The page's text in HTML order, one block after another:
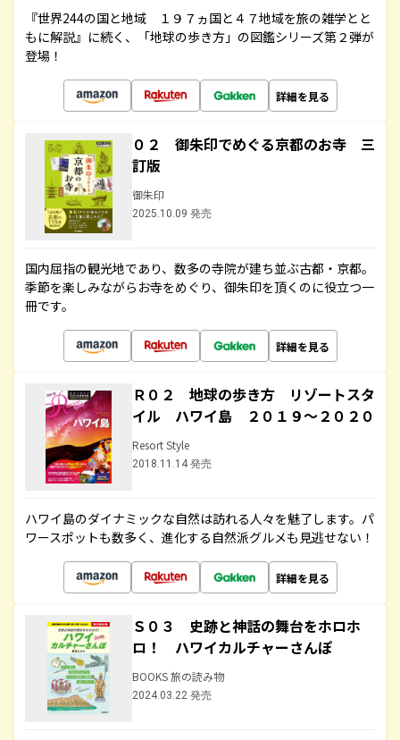
『世界244の国と地域 １９７ヵ国と４７地域を旅の雑学とと
もに解説』に続く、「地球の歩き方」の図鑑シリーズ第２弾が
登場！
詳細を見る
０２ 御朱印でめぐる京都のお寺 三
訂版
御朱印
2025.10.09 発売
国内屈指の観光地であり、数多の寺院が建ち並ぶ古都・京都。
季節を楽しみながらお寺をめぐり、御朱印を頂くのに役立つ一
冊です。
詳細を見る
Ｒ０２ 地球の歩き方 リゾートスタ
イル ハワイ島 ２０１９～２０２０
Resort Style
2018.11.14 発売
ハワイ島のダイナミックな自然は訪れる人々を魅了します。パ
ワースポットも数多く、進化する自然派グルメも見逃せない！
詳細を見る
Ｓ０３ 史跡と神話の舞台をホロホ
ロ！ ハワイカルチャーさんぽ
BOOKS 旅の読み物
2024.03.22 発売